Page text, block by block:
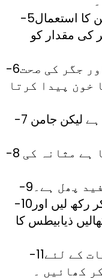
-5ذیابیطس کے مریضوں کے لئے جامن کا استعمال
کی مقدار کو
-6بڑھی ہوئی تلی کو کم کرنے اور جگر کی صحت
خون پیدا کرتا
-7 گرمی سے نجات کا بہترین ذریعہ ہے لیکن جامن
-8 پیشاب کی زیادتی کو کم کرتا ہے مثانہ کی
پھل ہے۔
-10جامن کی گھٹلیاں سکھا کر پیس کر رکھ لیں اور
ذیابیطس کا
-11کمر اور پیروں کے درد سے نجات کے لئے
کھائیں ۔